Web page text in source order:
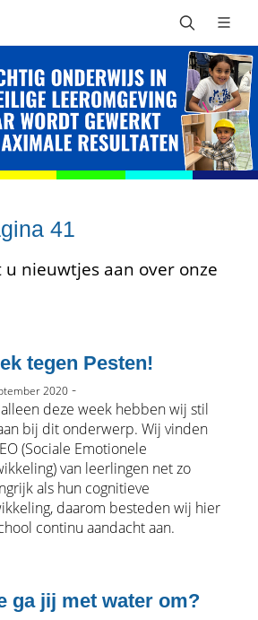
41
nieuwtjes aan over onze
tegen Pesten!
2020 -
deze week hebben wij stil
bij dit onderwerp. Wij vinden
(Sociale Emotionele
van leerlingen net zo
als hun cognitieve
daarom besteden wij hier
continu aandacht aan.
ga jij met water om?